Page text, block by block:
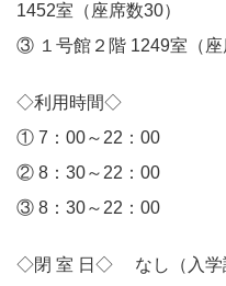
1452室（座席数30）
③ １号館２階 1249室（座
◇利用時間◇
① 7：00～22：00
② 8：30～22：00
③ 8：30～22：00
◇閉 室 日◇ なし（入学